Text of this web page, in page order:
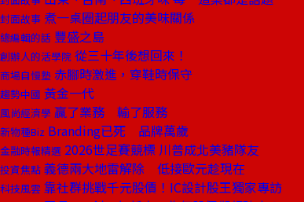
封面故事 煮一桌圈起朋友的美味關係
總編輯的話 豐盛之島
創辦人的活學院 從三十年後想回來！
商場自慢塾 赤腳時激進，穿鞋時保守
趨勢中國 黃金一代
風尚經濟學 贏了業務 輸了服務
新物種Biz Branding已死 品牌萬歲
金融時報精選 2026世足賽競標 川普成北美豬隊友
投資焦點 義德兩大地雷解除 低接歐元趁現在
科技風雲 靠社群挑戰千元股價！IC設計股王獨家專訪